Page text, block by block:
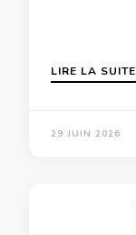
LIRE LA SUITE
29 JUIN 2026